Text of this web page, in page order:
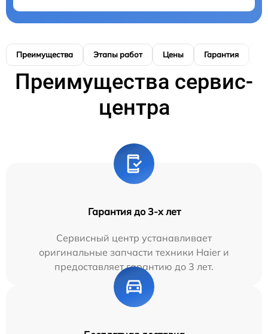
Преимущества Этапы работ Цены Гарантия
Преимущества сервис-
центра
Гарантия до 3-х лет
Сервисный центр устанавливает
оригинальные запчасти техники Haier и
предоставляет гарантию до 3 лет.